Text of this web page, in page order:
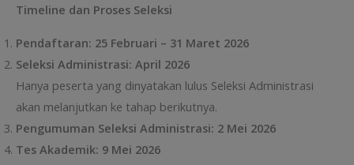
Timeline dan Proses Seleksi
Pendaftaran: 25 Februari – 31 Maret 2026
Seleksi Administrasi: April 2026
Hanya peserta yang dinyatakan lulus Seleksi Administrasi
akan melanjutkan ke tahap berikutnya.
Pengumuman Seleksi Administrasi: 2 Mei 2026
Tes Akademik: 9 Mei 2026